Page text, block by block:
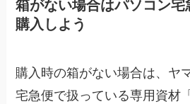
箱がない場合はパソコン宅
購入しよう
購入時の箱がない場合は、 ヤ
宅急便で扱っている専用資材